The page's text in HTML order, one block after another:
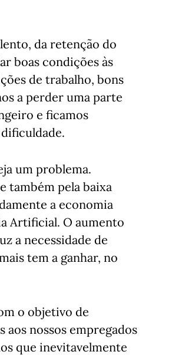
da retenção do
boas condições às
de trabalho, bons
a perder uma parte
e ficamos
um problema.
também pela baixa
a economia
Artificial. O aumento
a necessidade de
tem a ganhar, no
o objetivo de
nossos empregados
que inevitavelmente